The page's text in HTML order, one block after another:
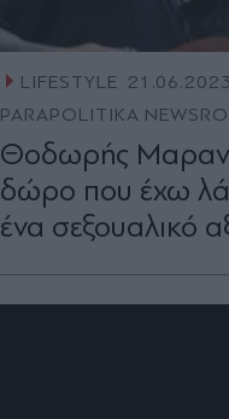
LIFESTYLE
PARAPOLITIKA
Θοδωρής
δώρο που έχω
ένα σεξουαλικό